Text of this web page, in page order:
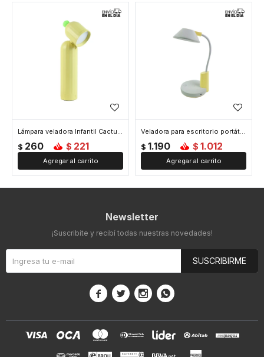
Lámpara veladora Infantil Cactus Usb - Amarillo
$ 260 $ 221
Veladora para escritorio portátil - Amarillo
$ 1.190 $ 1.012
Newsletter
¡Suscribite y recibí todas nuestras novedades!
SUSCRIBIRME
   